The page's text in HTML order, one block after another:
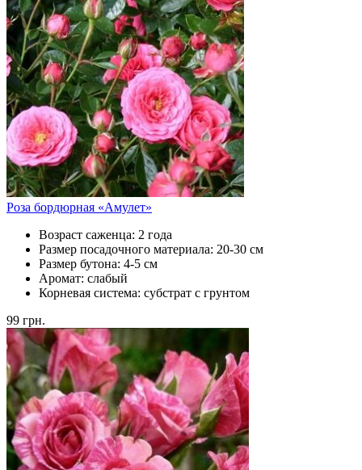
Роза бордюрная «Амулет»
Возраст саженца: 2 года
Размер посадочного материала: 20-30 см
Размер бутона: 4-5 см
Аромат: слабый
Корневая система: субстрат с грунтом
99 грн.